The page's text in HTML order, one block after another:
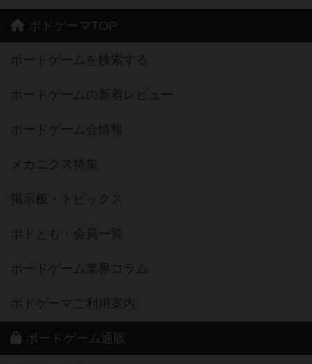
ボドゲーマTOP
ボードゲームを検索する
ボードゲームの新着レビュー
ボードゲーム会情報
メカニクス特集
掲示板・トピックス
ボドとも・会員一覧
ボードゲーム業界コラム
ボドゲーマご利用案内
ボードゲーム通販